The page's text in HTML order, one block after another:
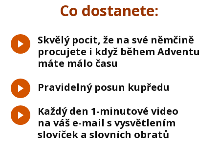
Co dostanete:
Skvělý pocit, že na své němčině
procujete i když během Adventu
máte málo času
Pravidelný posun kupředu
Každý den 1-minutové video
na váš e-mail s vysvětlením
slovíček a slovních obratů